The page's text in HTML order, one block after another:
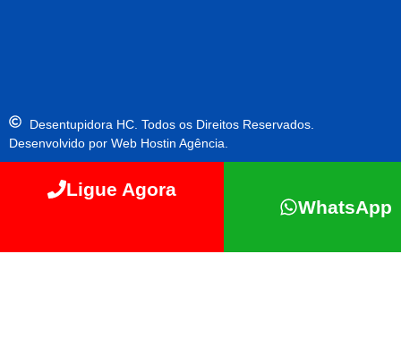
Desentupidora HC. Todos os Direitos Reservados.
Desenvolvido por Web Hostin Agência.
Ligue Agora
WhatsApp